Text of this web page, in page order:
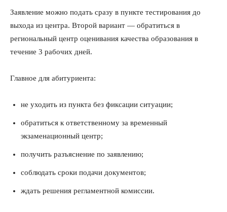
Заявление можно подать сразу в пункте тестирования до
выхода из центра. Второй вариант — обратиться в
региональный центр оценивания качества образования в
течение 3 рабочих дней.
Главное для абитуриента:
не уходить из пункта без фиксации ситуации;
обратиться к ответственному за временный
экзаменационный центр;
получить разъяснение по заявлению;
соблюдать сроки подачи документов;
ждать решения регламентной комиссии.